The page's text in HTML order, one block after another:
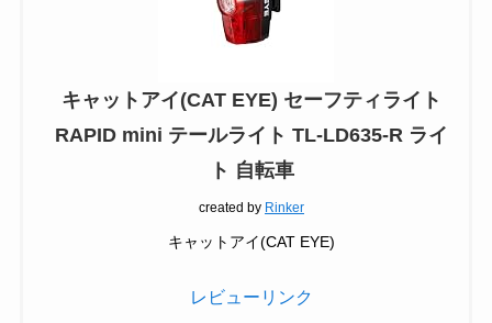
キャットアイ(CAT EYE) セーフティライト
RAPID mini テールライト TL-LD635-R ライ
ト 自転車
created by Rinker
キャットアイ(CAT EYE)
レビューリンク